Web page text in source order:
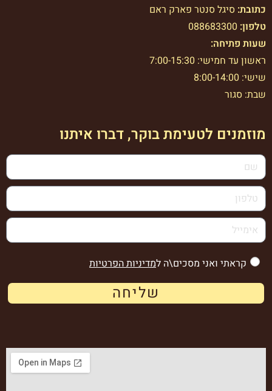
כתובת: סיגל סנטר פארק ראם
טלפון: 088683300
שעות פתיחה:
ראשון עד חמישי: 7:00-15:30
שישי: 8:00-14:00
שבת: סגור
מוזמנים לטעימת בוקר, דברו איתנו
קראתי ואני מסכים\ה למדיניות הפרטיות
שליחה